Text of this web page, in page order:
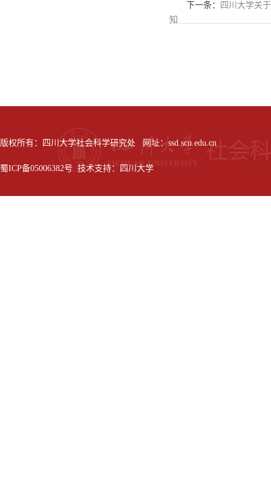
下一条：
四川大学关
知
版权所有：四川大学社会科学研究处 网址：ssd.scu.edu.cn
蜀ICP备05006382号 技术支持：四川大学